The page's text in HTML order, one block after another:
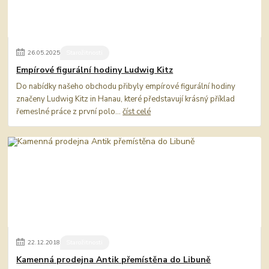
26.05.2025
Empírové figurální hodiny Ludwig Kitz
Do nabídky našeho obchodu přibyly empírové figurální hodiny
značeny Ludwig Kitz in Hanau, které představují krásný příklad
řemeslné práce z první polo...číst celé
22.12.2018
Kamenná prodejna Antik přemístěna do Libuně